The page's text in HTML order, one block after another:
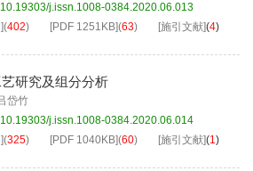
10.19303/j.issn.1008-0384.2020.06.013
(402) [PDF 1251KB](63) [施引文献](4)
研究及组分分析
岱竹
10.19303/j.issn.1008-0384.2020.06.014
(325) [PDF 1040KB](60) [施引文献](1)